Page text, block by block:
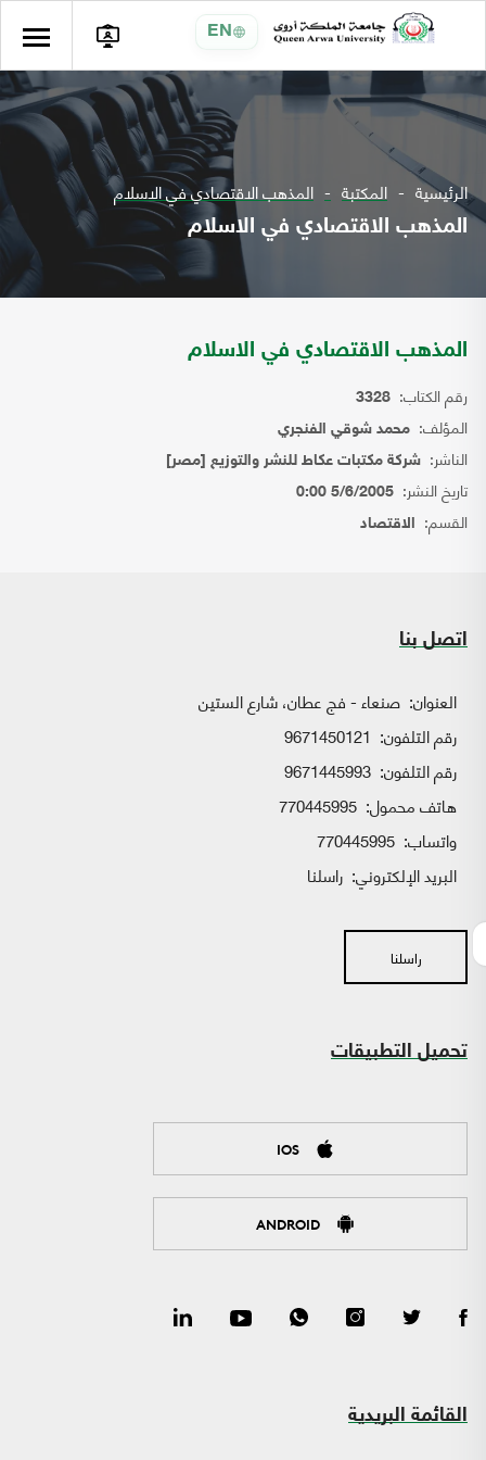
EN
الرئيسية المكتبة المذهب الاقتصادي في الاسلام
المذهب الاقتصادي في الاسلام
المذهب الاقتصادي في الاسلام
رقم الكتاب: 3328
المؤلف: محمد شوقي الفنجري
الناشر: شركة مكتبات عكاط للنشر والتوزيع [مصر]
تاريخ النشر: 5/6/2005 0:00
القسم: الاقتصاد
اتصل بنا
العنوان: صنعاء - فج عطان، شارع الستين
رقم التلفون: 9671450121
رقم التلفون: 9671445993
هاتف محمول: 770445995
واتساب:
البريد الإلكتروني: راسلنا
راسلنا
تحميل التطبيقات
IOS
ANDROID
القائمة البريدية